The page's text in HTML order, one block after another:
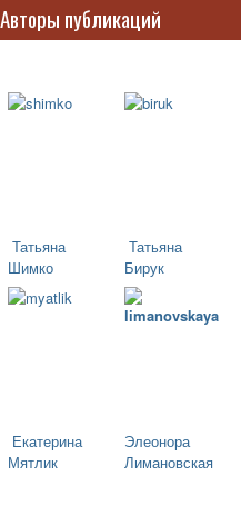
Авторы публикаций
Татьяна
Шимко
Татьяна
Бирук
Екатерина
Мятлик
Элеонора
Лимановская